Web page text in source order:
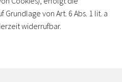
von Art. 6 Abs. 1 lit. a
widerrufbar.